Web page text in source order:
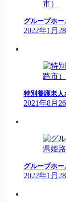
グループホー
2022年1月
特別養護老人
2021年8月
グループホー
2022年1月